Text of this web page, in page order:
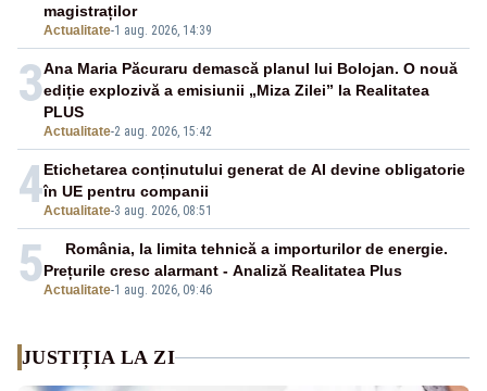
Actualitate-1 aug. 2026, 14:39
magistraților
3
Actualitate-2 aug. 2026, 15:42
Ana Maria Păcuraru demască planul lui Bolojan. O nouă
ediție explozivă a emisiunii „Miza Zilei” la Realitatea
PLUS
4Actualitate-3 aug. 2026, 08:51
Etichetarea conținutului generat de AI devine obligatorie
în UE pentru companii
5Actualitate-1 aug. 2026, 09:46
România, la limita tehnică a importurilor de energie.
Prețurile cresc alarmant - Analiză Realitatea Plus
JUSTIȚIA LA ZI